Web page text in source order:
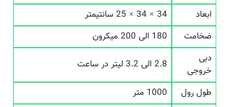
ابعاد
ضخامت
180 الی 200 میکرون
خروجی
طول رول
1000 متر